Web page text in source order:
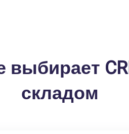
складом